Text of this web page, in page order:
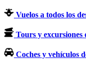
Vuelos a todos los
Tours y excursiones
Coches y vehículos